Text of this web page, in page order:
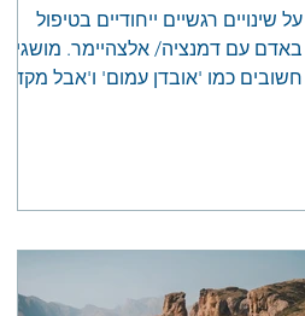
על שינויים רגשיים ייחודיים בטיפול
באדם עם דמנציה/ אלצהיימר. מושגים
חשובים כמו 'אובדן עמום' ו'אבל מקדים'